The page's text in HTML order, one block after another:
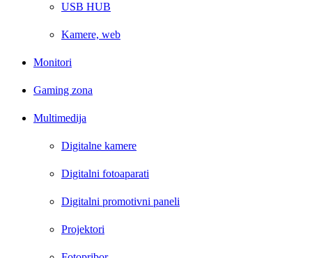
USB HUB
Kamere, web
Monitori
Gaming zona
Multimedija
Digitalne kamere
Digitalni fotoaparati
Digitalni promotivni paneli
Projektori